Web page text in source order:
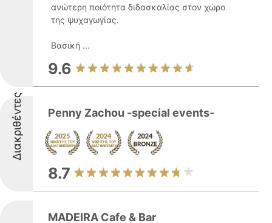
ανώτερη ποιότητα διδασκαλίας στον χώρο
της ψυχαγωγίας.
Βασική ...
9.6
Διακριθέντες Penny Zachou -special events-
8.7
MADEIRA Cafe & Bar